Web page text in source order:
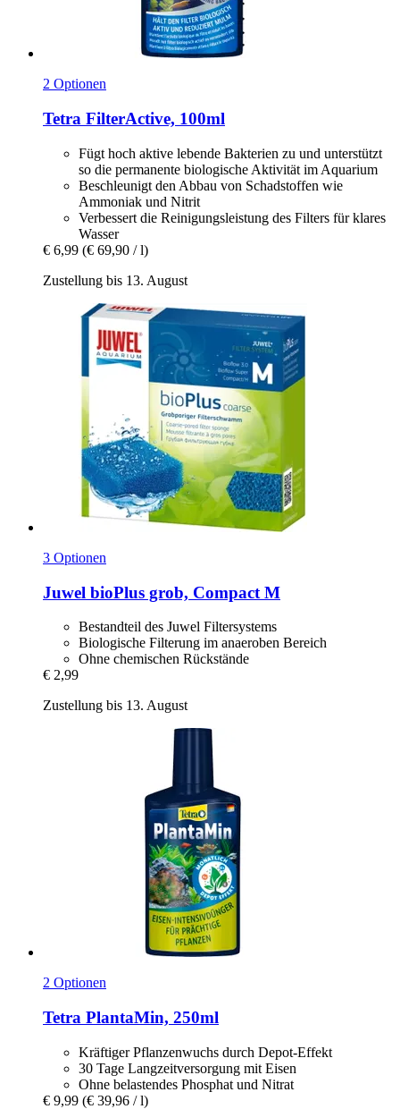
2 Optionen
Tetra FilterActive, 100ml
Fügt hoch aktive lebende Bakterien zu und unterstützt
so die permanente biologische Aktivität im Aquarium
Beschleunigt den Abbau von Schadstoffen wie
Ammoniak und Nitrit
Verbessert die Reinigungsleistung des Filters für klares
Wasser
€ 6,99 (€ 69,90 / l)
Zustellung bis 13. August
3 Optionen
Juwel bioPlus grob, Compact M
Bestandteil des Juwel Filtersystems
Biologische Filterung im anaeroben Bereich
Ohne chemischen Rückstände
€ 2,99
Zustellung bis 13. August
2 Optionen
Tetra PlantaMin, 250ml
Kräftiger Pflanzenwuchs durch Depot-Effekt
30 Tage Langzeitversorgung mit Eisen
Ohne belastendes Phosphat und Nitrat
€ 9,99 (€ 39,96 / l)